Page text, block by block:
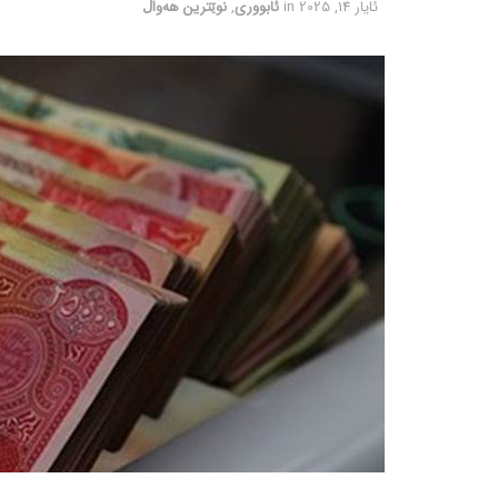
ئایار 14, 2025 in ئابووری,نوێترین هەواڵ